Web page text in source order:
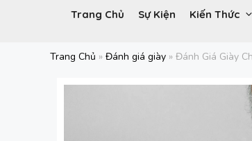
Trang Chủ Sự Kiện Kiến Thức
Trang Chủ » Đánh giá giày » Đánh Giá Giày